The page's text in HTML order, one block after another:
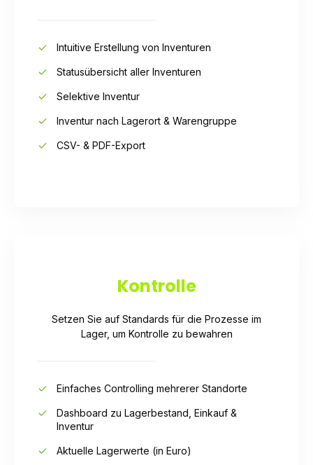
Intuitive Erstellung von Inventuren
Statusübersicht aller Inventuren
Selektive Inventur
Inventur nach Lagerort & Warengruppe
CSV- & PDF-Export
Kontrolle
Setzen Sie auf Standards für die Prozesse im
Lager, um Kontrolle zu bewahren
Einfaches Controlling mehrerer Standorte
Dashboard zu Lagerbestand, Einkauf &
Inventur
Aktuelle Lagerwerte (in Euro)